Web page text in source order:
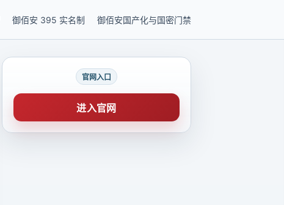
御佰安 395 实名制 御佰安国产化与国密门禁
官网入口
进入官网